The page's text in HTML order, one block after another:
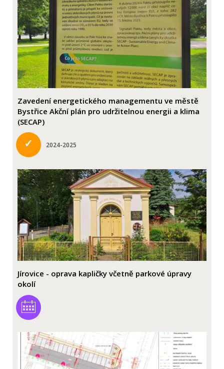
Zavedení energetického managementu ve městě
Bystřice Akční plán pro udržitelnou energii a klima
(SECAP)
✓ 2024-2025
Jírovice - oprava kapličky včetně parkové úpravy
okolí